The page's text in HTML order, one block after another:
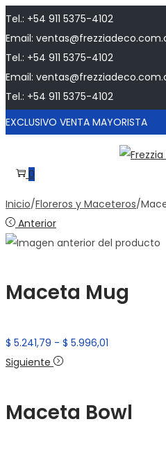
Tel.: +54 911 5375-4102
Email:
Tel.: +54 911 5375-4102
Email:
Tel.: +54 911 5375-4102
EXCLUSIVO VENTA MAYORISTA
a
navegación
al 0
Inicio/Floreros y Maceteros/
Anterior
Maceta Mug
$ 5.241,79 - $ 5.996,01
$ 5.241,79
Siguiente
Maceta Bowl